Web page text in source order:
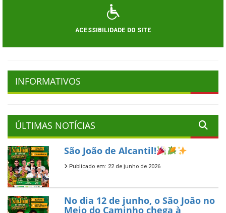
ACESSIBILIDADE DO SITE
INFORMATIVOS
ÚLTIMAS NOTÍCIAS
São João de Alcantil!
Publicado em: 22 de junho de 2026
No dia 12 de junho, o São João no
Meio do Caminho chega à